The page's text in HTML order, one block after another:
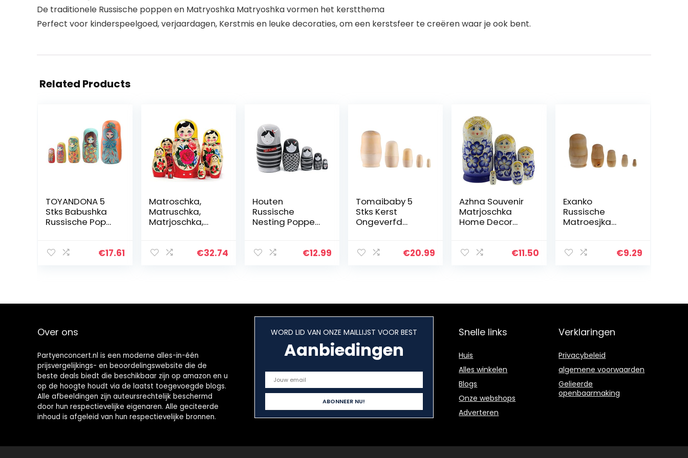
De traditionele Russische poppen en Matryoshka Matryoshka vormen het kerstthema
Perfect voor kinderspeelgoed, verjaardagen, Kerstmis en leuke decoraties, om een kerstsfeer te creëren waar je ook bent.
Related Products
TOYANDONA 5
Stks Babushka
Russische Pop
Creatieve
€17.61
Matroschka,
Matruschka,
Matrjoschka,
€32.74
Houten
Russische
Nesting Poppen
Handgemaakte
€12.99
Tomaibaby 5
Stks Kerst
Ongeverfd
Craft
Geneste
Poppen…
€20.99
Azhna Souvenir
Matrjoschka
Home Decor
nesting pop,€11.50
Exanko
Russische
Matroesjka
eigen set van 5
€9.29
Over ons
Partyenconcert.nl is een moderne alles-in-één
prijsvergelijkings- en beoordelingswebsite die de
beste deals biedt die beschikbaar zijn op amazon en u
op de hoogte houdt via de laatst toegevoegde blogs.
Alle afbeeldingen zijn auteursrechtelijk beschermd
door hun respectievelijke eigenaren. Alle geciteerde
inhoud is afgeleid van hun respectievelijke bronnen.
WORD LID VAN ONZE MAILLIJST VOOR BEST
Aanbiedingen
Snelle links
Huis
Alles winkelen
Blogs
Onze webshops
Adverteren
Verklaringen
Privacybeleid
algemene voorwaarden
Gelieerde
openbaarmaking